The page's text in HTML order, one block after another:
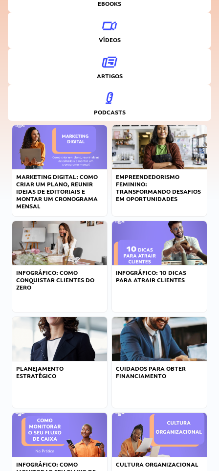
EBOOKS
VÍDEOS
ARTIGOS
PODCASTS
MARKETING DIGITAL: COMO
CRIAR UM PLANO, REUNIR
IDEIAS DE EDITORIAIS E
MONTAR UM CRONOGRAMA
MENSAL
EMPREENDEDORISMO
FEMININO:
TRANSFORMANDO DESAFIOS
EM OPORTUNIDADES
INFOGRÁFICO: COMO
CONQUISTAR CLIENTES DO
ZERO
INFOGRÁFICO: 10 DICAS
PARA ATRAIR CLIENTES
PLANEJAMENTO
ESTRATÉGICO
CUIDADOS PARA OBTER
FINANCIAMENTO
INFOGRÁFICO: COMO
CULTURA ORGANIZACIONAL